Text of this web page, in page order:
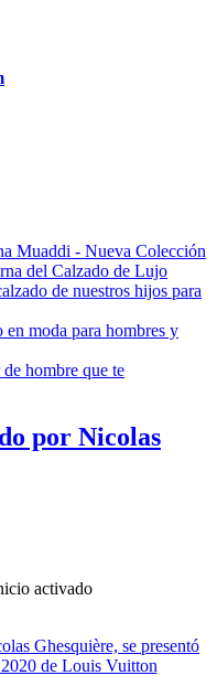
Muaddi - Nueva Colección
del Calzado de Lujo
de nuestros hijos para
moda para hombres y
hombre que te
por Nicolas